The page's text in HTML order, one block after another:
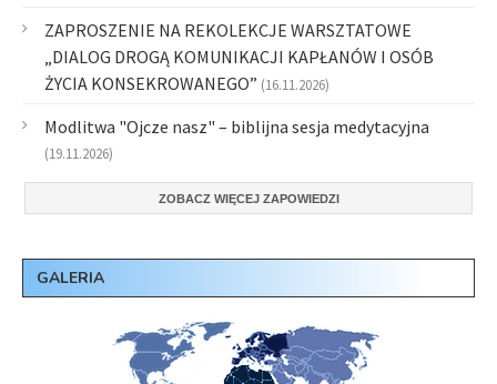
ZAPROSZENIE NA REKOLEKCJE WARSZTATOWE
„DIALOG DROGĄ KOMUNIKACJI KAPŁANÓW I OSÓB
ŻYCIA KONSEKROWANEGO” (16.11.2026)
Modlitwa "Ojcze nasz" – biblijna sesja medytacyjna
(19.11.2026)
ZOBACZ WIĘCEJ ZAPOWIEDZI
GALERIA